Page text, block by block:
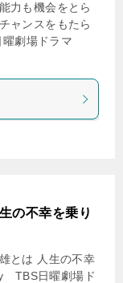
力も機会をとら
ャンスをもたら
曜劇場ドラマ
の不幸を乗り
とは 人生の不幸
TBS日曜劇場ド